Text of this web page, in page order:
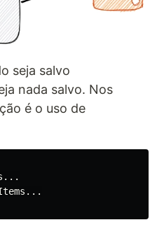
seja salvo
nada salvo. Nos
é o uso de
...
...